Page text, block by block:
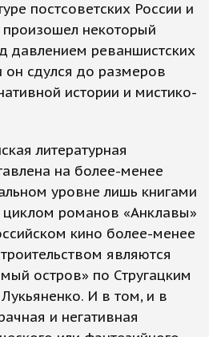
постсоветских России и
некоторый
давлением реваншистских
он сдулся до размеров
истории и мистико-
литературная
на более-менее
уровне лишь книгами
циклом романов «Анклавы»
кино более-менее
являются
остров» по Стругацким
И в том, и в
и негативная